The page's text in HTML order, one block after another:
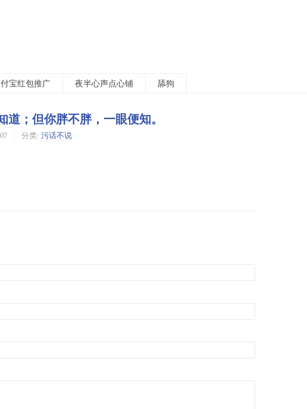
宝红包推广 夜半心声点心铺 舔狗
；但你胖不胖，一眼便知。
分类: 污话不说